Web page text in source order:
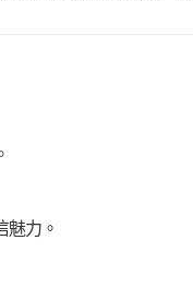
魅力。